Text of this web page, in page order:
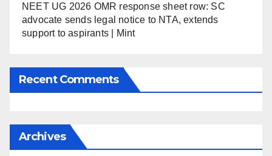
NEET UG 2026 OMR response sheet row: SC
advocate sends legal notice to NTA, extends
support to aspirants | Mint
Recent Comments
Archives